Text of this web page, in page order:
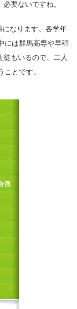
要ないですね。
なります。各学年
には群馬高専や早稲
徒もいるので、二人
とです。
宿